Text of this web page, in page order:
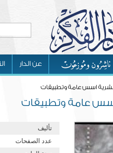
عن الدار
اسس عامة وتطبيقات
اسس عامة وتطبيقات
تأليف
عدد الصفحات